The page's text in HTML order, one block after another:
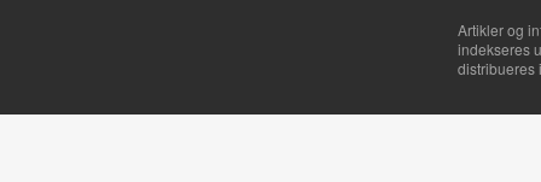
Artikler og
indekseres
distribueres